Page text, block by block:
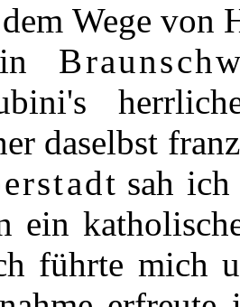
Wege von
daselbst
sah
ein
führte mich